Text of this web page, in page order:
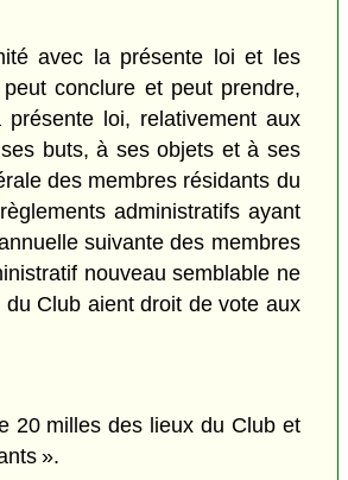
avec la présente loi et les
conclure et peut prendre,
loi, relativement aux
buts, à ses objets et à ses
des membres résidants du
administratifs ayant
suivante des membres
nouveau semblable ne
Club aient droit de vote aux
20 milles des lieux du Club et
».